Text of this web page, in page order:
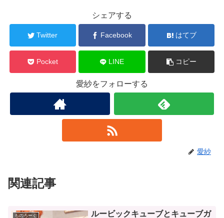
シェアする
Twitter Facebook はてブ
Pocket LINE コピー
愛紗をフォローする
愛紗
関連記事
ものろーぐ
ルービックキューブとキューブガ